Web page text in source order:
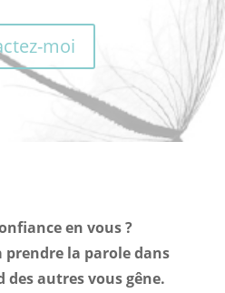
moi
en vous ?
prendre la parole dans
des autres vous gêne.